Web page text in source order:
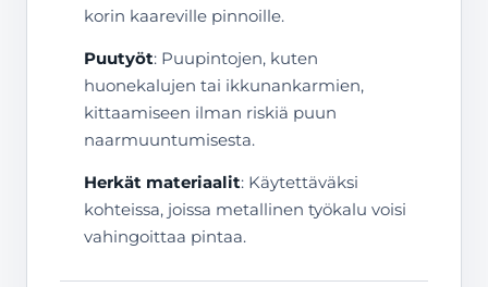
korin kaareville pinnoille.
Puutyöt: Puupintojen, kuten
huonekalujen tai ikkunankarmien,
kittaamiseen ilman riskiä puun
naarmuuntumisesta.
Herkät materiaalit: Käytettäväksi
kohteissa, joissa metallinen työkalu voisi
vahingoittaa pintaa.